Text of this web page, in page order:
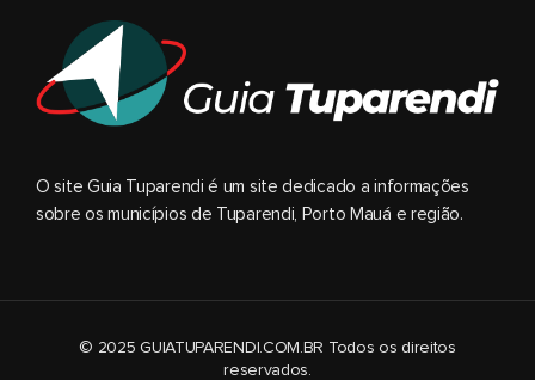
O site Guia Tuparendi é um site dedicado a informações
sobre os municípios de Tuparendi, Porto Mauá e região.
© 2025 GUIATUPARENDI.COM.BR Todos os direitos
reservados.